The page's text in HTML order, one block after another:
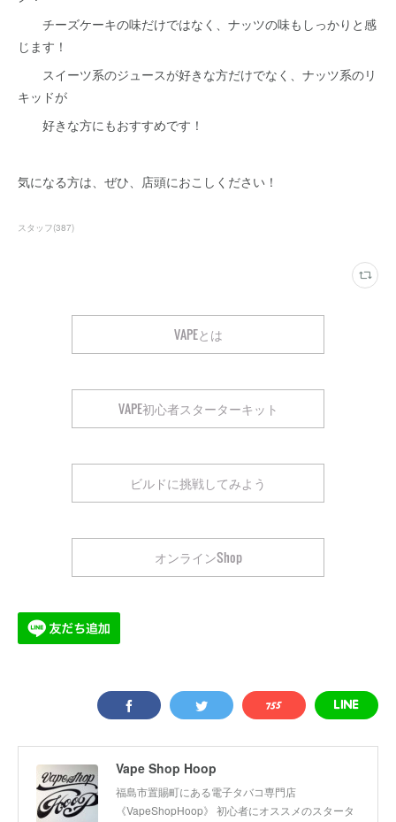
チーズケーキの味だけではなく、ナッツの味もしっかりと感
じます！
スイーツ系のジュースが好きな方だけでなく、ナッツ系のリ
キッドが
好きな方にもおすすめです！
気になる方は、ぜひ、店頭におこしください！
スタッフ(387)
VAPEとは
VAPE初心者スターターキット
ビルドに挑戦してみよう
オンラインShop
Vape Shop Hoop
福島市置賜町にある電子タバコ専門店
《VapeShopHoop》 初心者にオススメのスタータ